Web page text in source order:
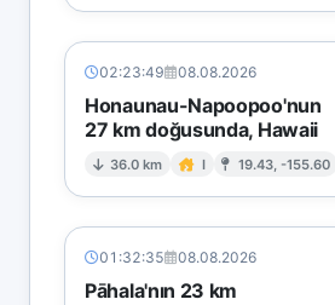
02:23:49 08.08.2026
Honaunau-Napoopoo'nun
27 km doğusunda, Hawaii
36.0 km I 19.43, -155.60
01:32:35 08.08.2026
Pāhala'nın 23 km